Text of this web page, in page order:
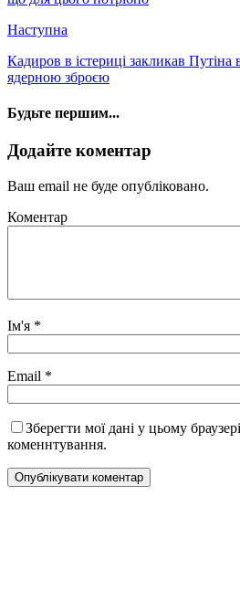
Наступна
Кадиров в істериці закликав Путіна
ядерною зброєю
Будьте першим...
Додайте коментар
Ваш email не буде опубліковано.
Коментар
Ім'я *
Email *
Зберегти мої дані у цьому
коменнтування.